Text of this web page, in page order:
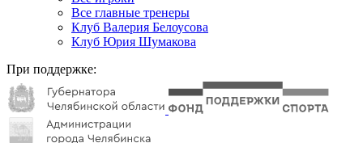
Все главные тренеры
Клуб Валерия Белоусова
Клуб Юрия Шумакова
При поддержке: